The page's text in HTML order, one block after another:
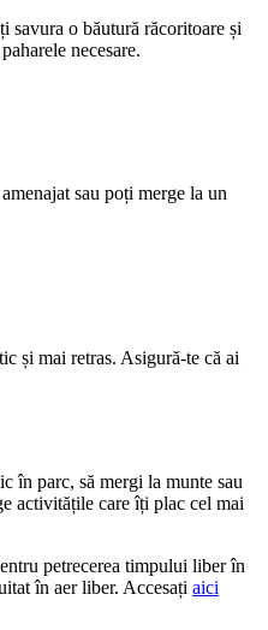
savura o băutură răcoritoare și
necesare.
sau poți merge la un
și mai retras. Asigură-te că ai
în parc, să mergi la munte sau
activitățile care îți plac cel mai
petrecerea timpului liber în
în aer liber. Accesați aici